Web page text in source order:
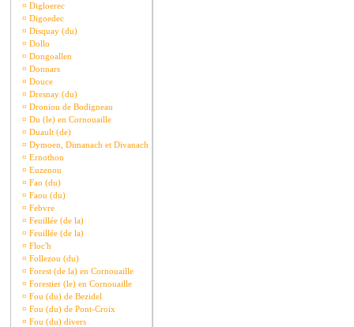
¤ Digloerec
¤ Digoedec
¤ Disquay (du)
¤ Dollo
¤ Dongoallen
¤ Donnars
¤ Douce
¤ Dresnay (du)
¤ Droniou de Bodigneau
¤ Du (le) en Cornouaille
¤ Duault (de)
¤ Dymoen, Dimanach et Divanach
¤ Ernothon
¤ Euzenou
¤ Fao (du)
¤ Faou (du)
¤ Febvre
¤ Feuillée (de la)
¤ Feuillée (de la)
¤ Floc'h
¤ Follezou (du)
¤ Forest (de la) en Cornouaille
¤ Forestier (le) en Cornouaille
¤ Fou (du) de Bezidel
¤ Fou (du) de Pont-Croix
¤ Fou (du) divers